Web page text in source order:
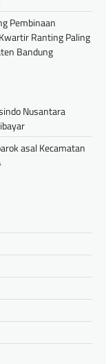
Pembinaan
Ranting Paling
Bandung
Nusantara
asal Kecamatan